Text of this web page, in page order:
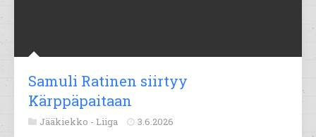
Samuli Ratinen siirtyy
Kärppäpaitaan
Jääkiekko - Liiga 3.6.2026